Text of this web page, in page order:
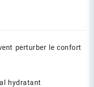
perturber le confort
hydratant